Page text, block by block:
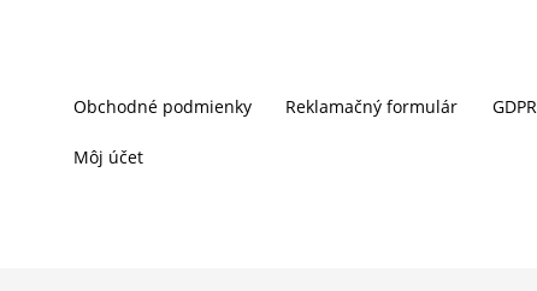
Obchodné podmienky Reklamačný formulár GDPR
Môj účet